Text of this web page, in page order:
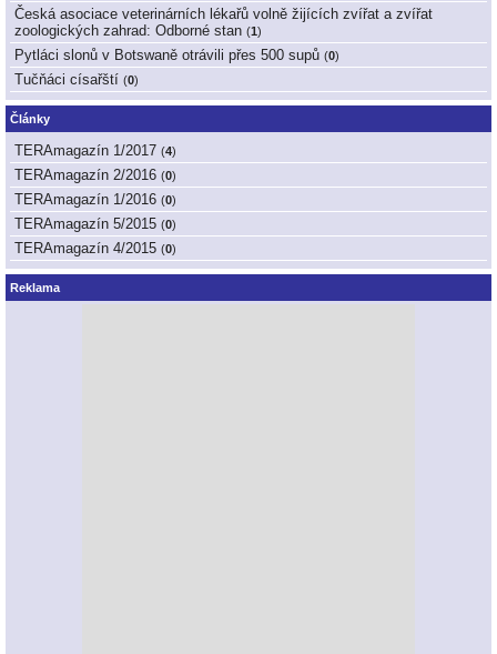
Česká asociace veterinárních lékařů volně žijících zvířat a zvířat
zoologických zahrad: Odborné stan (1 )
Pytláci slonů v Botswaně otrávili přes 500 supů (0)
Tučňáci císařští (0)
Články
TERAmagazín 1/2017 (4)
TERAmagazín 2/2016 (0)
TERAmagazín 1/2016 (0)
TERAmagazín 5/2015 (0)
TERAmagazín 4/2015 (0)
Reklama